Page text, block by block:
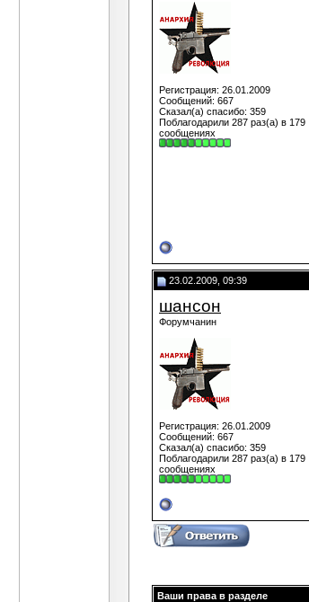
Регистрация: 26.01.2009
Сообщений: 667
Сказал(а) спасибо: 359
Поблагодарили 287 раз(а) в 179
сообщениях
23.02.2009, 09:39
шансон
Форумчанин
Регистрация: 26.01.2009
Сообщений: 667
Сказал(а) спасибо: 359
Поблагодарили 287 раз(а) в 179
сообщениях
Ваши права в разделе